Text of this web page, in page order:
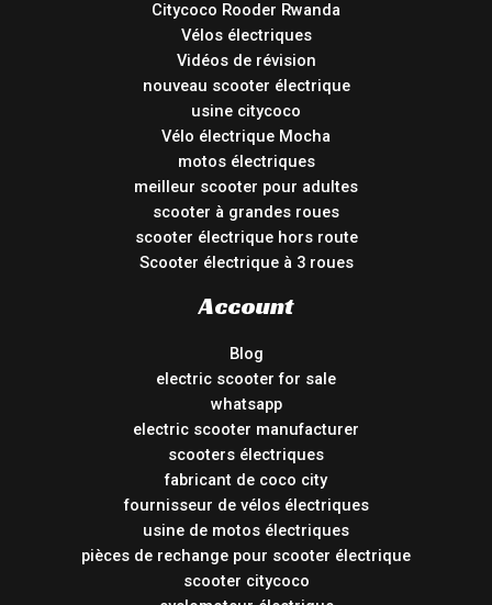
Citycoco Rooder Rwanda
Vélos électriques
Vidéos de révision
nouveau scooter électrique
usine citycoco
Vélo électrique Mocha
motos électriques
meilleur scooter pour adultes
scooter à grandes roues
scooter électrique hors route
Scooter électrique à 3 roues
Account
Blog
electric scooter for sale
whatsapp
electric scooter manufacturer
scooters électriques
fabricant de coco city
fournisseur de vélos électriques
usine de motos électriques
pièces de rechange pour scooter électrique
scooter citycoco